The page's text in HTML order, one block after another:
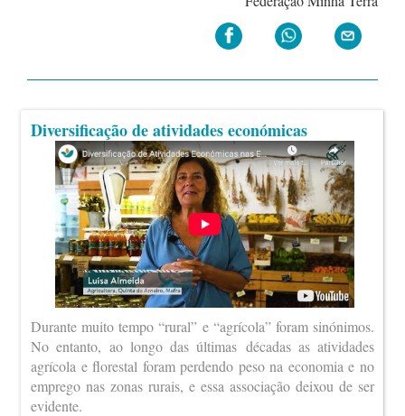
Diversificação de atividades económicas
Durante muito tempo “rural” e “agrícola” foram sinónimos.
No entanto, ao longo das últimas décadas as atividades
agrícola e florestal foram perdendo peso na economia e no
emprego nas zonas rurais, e essa associação deixou de ser
evidente.